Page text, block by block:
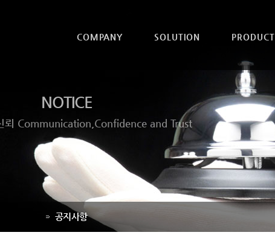
COMPANY SOLUTION PRODUCT
NOTICE
뢰 Communication,Confidence and Trust
공지사항